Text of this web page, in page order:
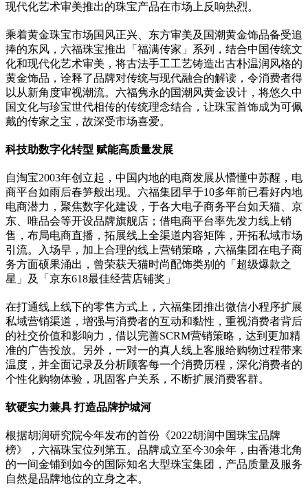
现代化艺术审美推出的珠宝产品在市场上反响热烈。
乘着黄金珠宝市场国风正兴、东方审美及国潮黄金饰品备受追
捧的东风，六福珠宝推出「福满传家」系列，结合中国传统文
化和现代化艺术审美，将古法手工工艺铸造出古朴温润风格的
黄金饰品，诠释了品牌对传统与现代融合的解读，令消费者得
以从新角度审视潮流。六福隽永的国潮风黄金设计，将悠久中
国文化与珍宝世代相传的传统理念结合，让珠宝首饰成为可佩
戴的传家之宝，故深受市场喜爱。
科技助数字化转型 赋能高质量发展
自淘宝2003年创立起，中国内地的电商发展从懵懂中苏醒，电
商平台如雨后春笋般出现。六福集团早于10多年前已看好内地
电商潜力，聚焦数字化建设，于各大电子商务平台如天猫、京
东、唯品会等开设品牌旗舰店；借电商平台率先发力线上销
售，布局电商直播，拓展线上全渠道内容矩阵，开拓私域市场
引流。入场早，加上合理的线上营销策略，六福集团在电子商
务方面硕果涌出，曾荣获天猫时尚配饰类别的「超级爆款之
星」及「京东618最佳经营店铺奖」
在打通线上线下的零售方式上，六福集团推出微信小程序扩展
私域营销渠道，增强与消费者的互动和黏性，重视消费者背后
的社交价值和影响力，借以完善SCRM营销策略，达到更加精
准的广告投放。另外，一对一的真人线上客服给购物过程带来
温度，并全面记录及分析顾客每一个消费历程，深化消费者的
个性化购物体验，巩固客户关系，不断扩展消费客群。
软硬实力兼具 打造品牌护城河
根据胡润研究院今年发布的首份《2022胡润中国珠宝品牌
榜》，六福珠宝位列第五。品牌成立至今30余年，由香港北角
的一间金铺到如今的国际知名大型珠宝集团，产品质量及服务
自然是品牌地位的立身之本。